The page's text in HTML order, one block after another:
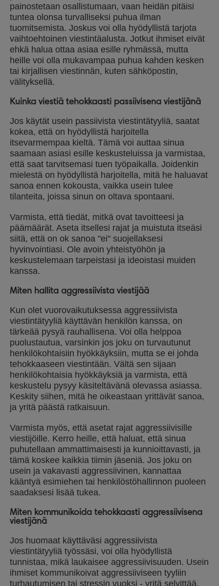
painostetaan osallistumaan, vaan heidän pitäisi
tuntea olonsa turvalliseksi puhua ilman
tuomitsemista. Joskus voi olla hyödyllistä tarjota
vaihtoehtoinen viestintäalusta. Jotkut ihmiset eivät
ehkä halua ottaa asiaa esille ryhmässä, mutta
heille voi olla mukavampaa puhua kahden kesken
tai kirjallisen viestinnän, kuten sähköpostin,
välityksellä.
Kuinka viestiä tehokkaasti passiivisena viestijänä
Jos käytät usein passiivista viestintätyyliä, saatat
kokea, että on hyödyllistä harjoitella
itsevarmempaa kieltä. Tämä voi auttaa sinua
saamaan asiasi esille keskusteluissa ja varmistaa,
että saat tarvitsemasi tuen työpaikalla. Joidenkin
mielestä on hyödyllistä harjoitella, mitä he haluavat
sanoa ennen kokousta, vaikka usein tulee
tilanteita, joissa sinun on oltava spontaani.
Varmista, että tiedät, mitkä ovat tavoitteesi ja
päämäärät. Aseta itsellesi rajat ja muistuta itseäsi
siitä, että on ok sanoa "ei" suojellaksesi
hyvinvointiasi. Ole avoin yhteistyöhön ja
keskustelemaan tarpeistasi ja ideoistasi muiden
kanssa.
Miten hallita aggressiivista viestijää
Kun olet vuorovaikutuksessa aggressiivista
viestintätyyliä käyttävän henkilön kanssa, on
tärkeää pysyä rauhallisena. Voi olla helppoa
puolustautua, varsinkin jos joku on turvautunut
henkilökohtaisiin hyökkäyksiin, mutta se ei johda
tehokkaaseen viestintään. Vältä sen sijaan
henkilökohtaisia hyökkäyksiä ja varmista, että
keskustelu pysyy käsiteltävänä olevassa asiassa.
Keskity siihen, mitä he oikeastaan yrittävät sanoa,
ja yritä päästä ratkaisuun.
Varmista myös, että asetat rajat aggressiivisille
viestijöille. Kerro heille, että haluat, että sinua
puhutellaan ammattimaisesti ja kunnioittavasti, ja
tämä koskee kaikkia tiimin jäseniä. Jos joku on
usein ja vakavasti aggressiivinen, kannattaa
kääntyä esimiehen tai henkilöstöhallinnon puoleen
saadaksesi lisää tukea.
Miten kommunikoida tehokkaasti aggressiivisena
viestijänä
Jos huomaat käyttäväsi aggressiivista
viestintätyyliä työssäsi, voi olla hyödyllistä
tunnistaa, mikä laukaisee aggressiivisuuden. Usein
ihmiset kommunikoivat aggressiiviseen tyyliin
turhautumisen tai stressin vuoksi - yritä selvittää,